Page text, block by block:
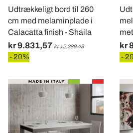
Udtrækkeligt bord til 260
cm med melaminplade i
Calacatta finish - Shaila
kr 9.831,57 kr 12.289,48
- 20%
kr
-